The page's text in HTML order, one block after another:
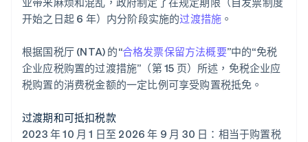
开始之日起 6 年）内分阶段实施的过渡措施 。
根据国税厅 (NTA) 的“合格发票保留方法概要”中的“免税
企业应税购置的过渡措施”（第 15 页）所述，免税企业应
税购置的消费税金额的一定比例可享受购置税抵免。
过渡期和可抵扣税款
2023 年 10 月 1 日至 2026 年 9 月 30 日：相当于购置税